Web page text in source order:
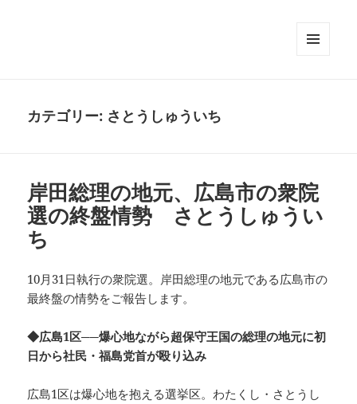
カテゴリー: さとうしゅういち
岸田総理の地元、広島市の衆院
選の終盤情勢 さとうしゅうい
ち
10月31日執行の衆院選。岸田総理の地元である広島市の
最終盤の情勢をご報告します。
◆広島1区──爆心地ながら超保守王国の総理の地元に初
日から社民・福島党首が殴り込み
広島1区は爆心地を抱える選挙区。わたくし・さとうし